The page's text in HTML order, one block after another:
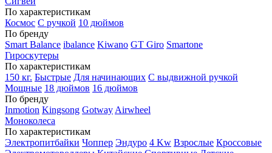
По характеристикам
Космос С ручкой 10 дюймов
По бренду
Smart Balance ibalance Kiwano GT Giro Smartone
Гироскутеры
По характеристикам
150 кг. Быстрые Для начинающих С выдвижной ручкой
Мощные 18 дюймов 16 дюймов
По бренду
Inmotion Kingsong Gotway Airwheel
Моноколеса
По характеристикам
Электропитбайки Чоппер Эндуро 4 Kw Взрослые Кроссовые